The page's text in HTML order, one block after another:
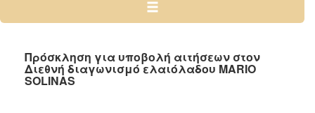
Ηλεκτρονική
Διακυβέρνηση
Πρόσκληση για υποβολή αιτήσεων στον
Διεθνή διαγωνισμό ελαιόλαδου MARIO
SOLINAS